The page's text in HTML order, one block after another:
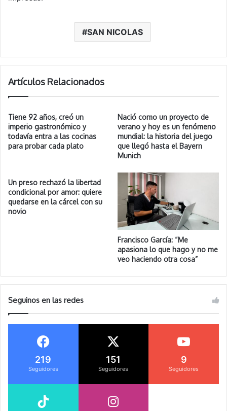
SAN NICOLAS
Artículos Relacionados
Tiene 92 años, creó un
imperio gastronómico y
todavía entra a las cocinas
para probar cada plato
Nació como un proyecto de
verano y hoy es un fenómeno
mundial: la historia del juego
que llegó hasta el Bayern
Munich
Un preso rechazó la libertad
condicional por amor: quiere
quedarse en la cárcel con su
novio
Francisco García: “Me
apasiona lo que hago y no me
veo haciendo otra cosa”
Seguinos en las redes
219
Seguidores
151
Seguidores
9
Seguidores